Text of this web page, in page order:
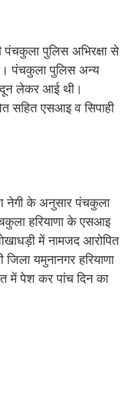
पुलिस अभिरक्षा से
पंचकुला पुलिस अन्य
लेकर आई थी।
सहित एसआइ व सिपाही
नेगी के अनुसार पंचकुला
हरियाणा के एसआइ
में नामजद आरोपित
यमुनानगर हरियाणा
में पेश कर पांच दिन का